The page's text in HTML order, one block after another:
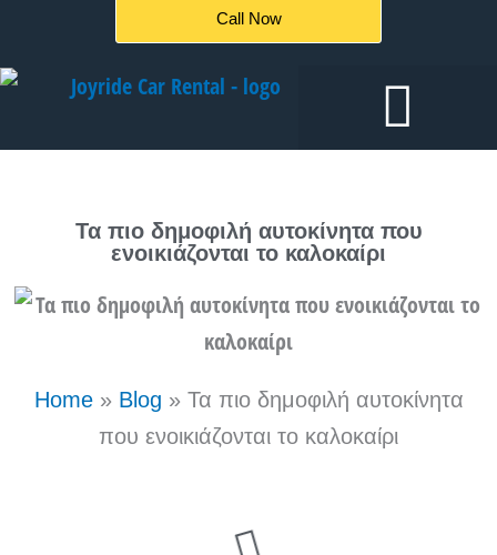
περιεχόμενο
Call Now
Τα πιο δημοφιλή αυτοκίνητα που
ενοικιάζονται το καλοκαίρι
Home» Blog » Τα πιο δημοφιλή αυτοκίνητα
που ενοικιάζονται το καλοκαίρι